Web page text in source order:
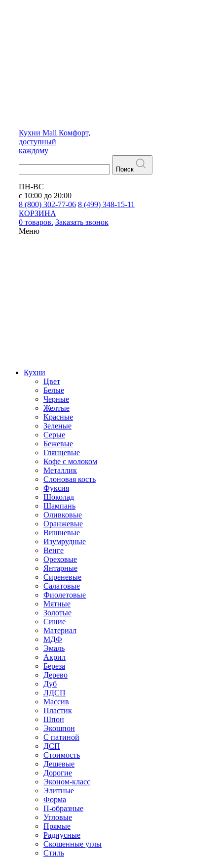
Кухни Mall Комфорт,
доступный
каждому
Поиск
ПН-ВС
с 10:00 до 20:00
8 (800) 302-77-06 8 (499) 348-15-11
КОРЗИНА
0 товаров. Заказать звонок
Меню
Кухни
Цвет
Белые
Черные
Желтые
Красные
Зеленые
Серые
Бежевые
Глянцевые
Кофе с молоком
Металлик
Слоновая кость
Фуксия
Шоколад
Шампань
Оливковые
Оранжевые
Вишневые
Изумрудные
Венге
Ореховые
Янтарные
Сиреневые
Салатовые
Фиолетовые
Мятные
Золотые
Синие
Материал
МДФ
Эмаль
Акрил
Береза
Дерево
Дуб
ЛДСП
Массив
Пластик
Шпон
Экошпон
С патиной
ДСП
Стоимость
Дешевые
Дорогие
Эконом-класс
Элитные
Форма
П-образные
Угловые
Прямые
Радиусные
Скошенные углы
Стиль